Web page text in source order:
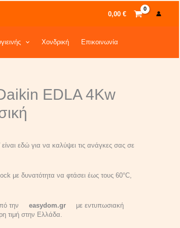
0,00€
Χονδρική Επικοινωνία
EDLA 4Kw
€.
εδώ για να καλύψει τις ανάγκες σας σε
με δυνατότητα να φτάσει έως τους 60°C,
από την easydom.gr
με εντυπωσιακή
τιμή στην Ελλάδα.